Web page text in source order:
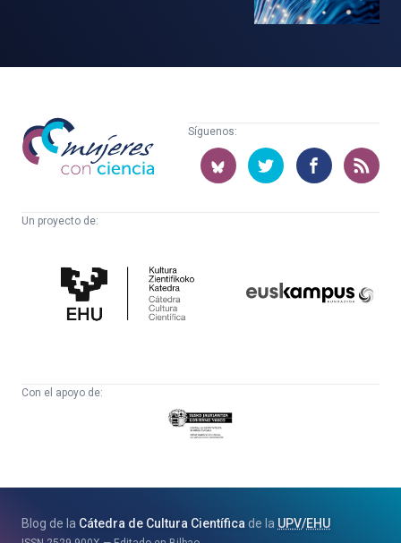
Mujeres
con
ciencia
Síguenos:
Un proyecto de:
Cultura
Científica
Con el apoyo de:
Eusko
Jaurlaritza
eta
Blog de la Cátedra de Cultura Científica de la UPV/EHU